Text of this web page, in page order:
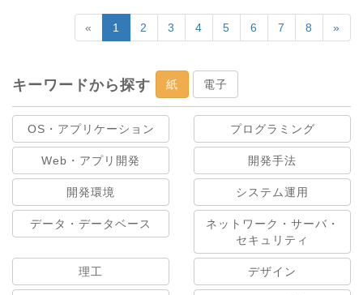
« 1 2 3 4 5 6 7 8 »
キーワードから探す 紙 電子
OS・アプリケーション プログラミング
Web・アプリ開発 開発手法
開発環境 システム運用
データ・データベース
ネットワーク・サーバ・
セキュリティ
理工 デザイン